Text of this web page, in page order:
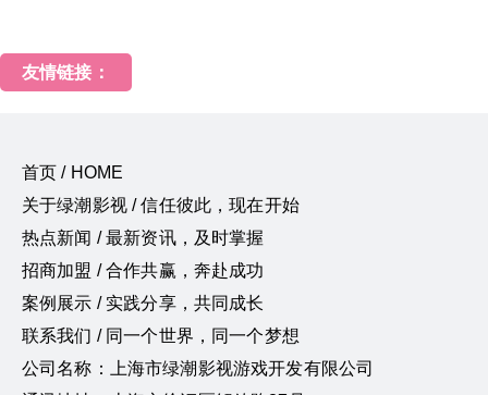
友情链接：
首页 / HOME
关于绿潮影视 / 信任彼此，现在开始
热点新闻 / 最新资讯，及时掌握
招商加盟 / 合作共赢，奔赴成功
案例展示 / 实践分享，共同成长
联系我们 / 同一个世界，同一个梦想
公司名称：上海市绿潮影视游戏开发有限公司